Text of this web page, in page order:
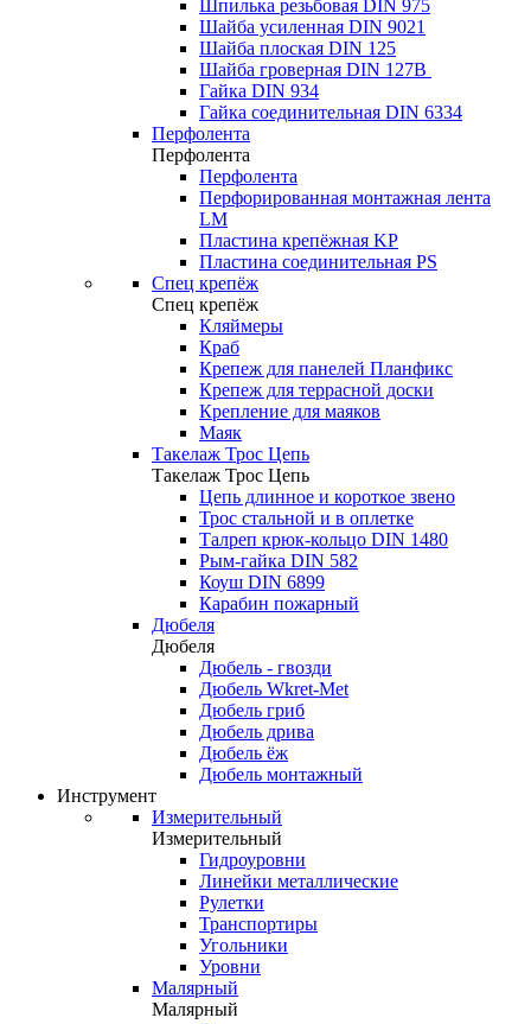
Шпилька резьбовая DIN 975
Шайба усиленная DIN 9021
Шайба плоская DIN 125
Шайба гроверная DIN 127B
Гайка DIN 934
Гайка соединительная DIN 6334
Перфолента
Перфолента
Перфолента
Перфорированная монтажная лента
LM
Пластина крепёжная KP
Пластина соединительная PS
Спец крепёж
Спец крепёж
Кляймеры
Краб
Крепеж для панелей Планфикс
Крепеж для террасной доски
Крепление для маяков
Маяк
Такелаж Трос Цепь
Такелаж Трос Цепь
Цепь длинное и короткое звено
Трос стальной и в оплетке
Талреп крюк-кольцо DIN 1480
Рым-гайка DIN 582
Коуш DIN 6899
Карабин пожарный
Дюбеля
Дюбеля
Дюбель - гвозди
Дюбель Wkret-Met
Дюбель гриб
Дюбель дрива
Дюбель ёж
Дюбель монтажный
Инструмент
Измерительный
Измерительный
Гидроуровни
Линейки металлические
Рулетки
Транспортиры
Угольники
Уровни
Малярный
Малярный